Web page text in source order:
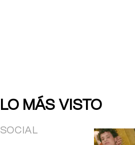
LO MÁS VISTO
SOCIAL